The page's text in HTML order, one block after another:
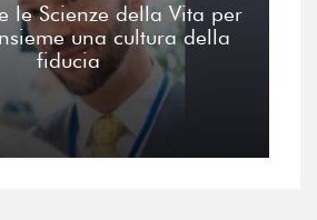
le Scienze della Vita per
una cultura della
fiducia